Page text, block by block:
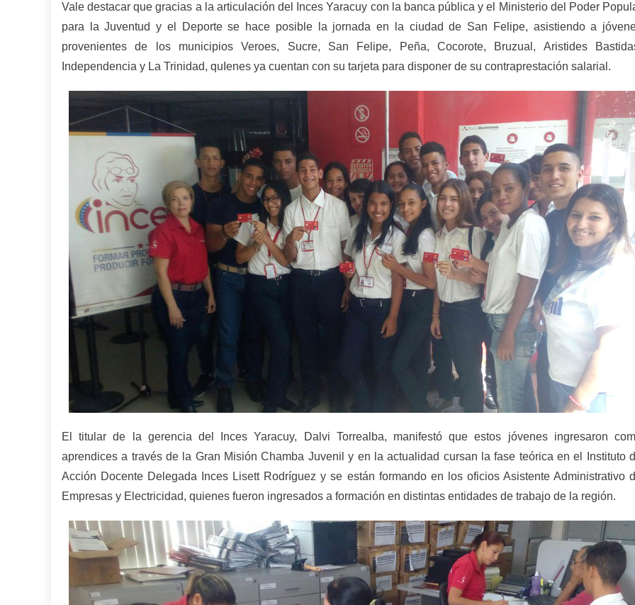
Vale destacar que gracias a la articulación del Inces Yaracuy con la banca pública y el Ministerio del Poder
para la Juventud y el Deporte se hace posible la jornada en la ciudad de San Felipe, asistiendo a
provenientes de los municipios Veroes, Sucre, San Felipe, Peña, Cocorote, Bruzual, Aristides
Independencia y La Trinidad, quIenes ya cuentan con su tarjeta para disponer de su contraprestación salarial.
El titular de la gerencia del Inces Yaracuy, Dalvi Torrealba, manifestó que estos jóvenes ingresaron
aprendices a través de la Gran Misión Chamba Juvenil y en la actualidad cursan la fase teórica en el Instituto
Acción Docente Delegada Inces Lisett Rodríguez y se están formando en los oficios Asistente Administrativo
Empresas y Electricidad, quienes fueron ingresados a formación en distintas entidades de trabajo de la región.